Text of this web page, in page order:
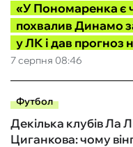
7 серпня 08:46
«У Пономаренка є
похвалив Динамо
у ЛК і дав прогноз
Футбол
Декілька клубів Ла
Циганкова: чому